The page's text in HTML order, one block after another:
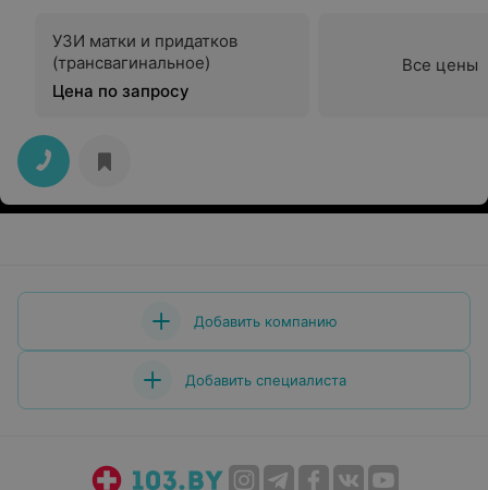
УЗИ матки и придатков
(трансвагинальное)
Цена по запросу
Все цены
Добавить компанию
Добавить специалиста